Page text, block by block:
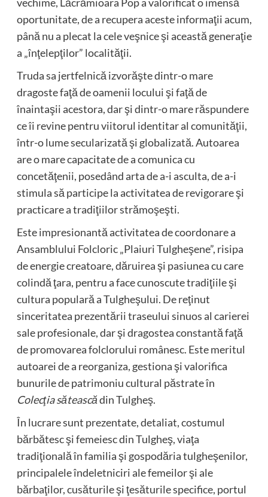
oportunitate, de a recupera aceste informaţii acum,
până nu a plecat la cele veşnice şi această generaţie
a „înţelepţilor” localităţii.
Truda sa jertfelnică izvorăşte dintr-o mare
dragoste faţă de oamenii locului şi faţă de
înaintaşii acestora, dar şi dintr-o mare răspundere
ce îi revine pentru viitorul identitar al comunităţii,
într-o lume secularizată şi globalizată. Autoarea
are o mare capacitate de a comunica cu
concetăţenii, posedând arta de a-i asculta, de a-i
stimula să participe la activitatea de revigorare şi
practicare a tradiţiilor strămoşeşti.
Este impresionantă activitatea de coordonare a
Ansamblului Folcloric „Plaiuri Tulgheşene”, risipa
de energie creatoare, dăruirea şi pasiunea cu care
colindă ţara, pentru a face cunoscute tradiţiile şi
cultura populară a Tulgheşului. De reţinut
sinceritatea prezentării traseului sinuos al carierei
sale profesionale, dar şi dragostea constantă faţă
de promovarea folclorului românesc. Este meritul
autoarei de a reorganiza, gestiona şi valorifica
bunurile de patrimoniu cultural păstrate în
Colecţia săteascădin Tulgheş.
În lucrare sunt prezentate, detaliat, costumul
bărbătesc şi femeiesc din Tulgheş, viaţa
tradiţională în familia şi gospodăria tulgheşenilor,
principalele îndeletniciri ale femeilor şi ale
bărbaţilor, cusăturile şi ţesăturile specifice, portul